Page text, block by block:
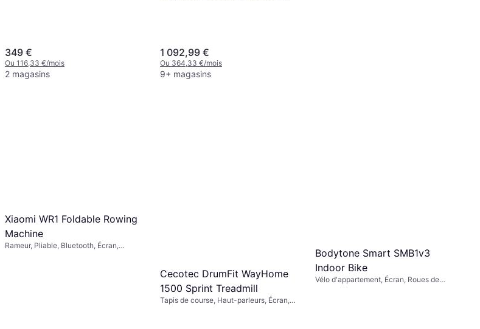
349 €
Ou 116,33 €/mois
2 magasins
1 092,99 €
Ou 364,33 €/mois
9+ magasins
Xiaomi WR1 Foldable Rowing
Machine
Rameur, Pliable, Bluetooth, Écran,
Cecotec DrumFit WayHome
1500 Sprint Treadmill
Tapis de course, Haut-parleurs, Écran,
Bodytone Smart SMB1v3
Indoor Bike
Vélo d'appartement, Écran, Roues de